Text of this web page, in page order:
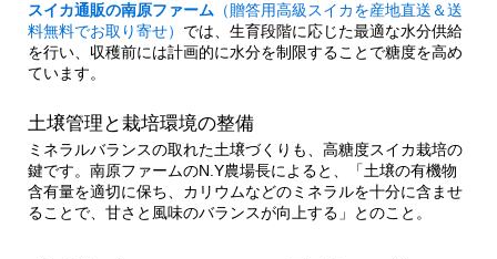
スイカ通販の南原ファーム （贈答用高級スイカを産地直送＆送
料無料でお取り寄せ） では、生育段階に応じた最適な水分供給
を行い、収穫前には計画的に水分を制限することで糖度を高め
ています。
土壌管理と栽培環境の整備
ミネラルバランスの取れた土壌づくりも、高糖度スイカ栽培の
鍵です。南原ファームのN.Y農場長によると、「土壌の有機物
含有量を適切に保ち、カリウムなどのミネラルを十分に含ませ
ることで、甘さと風味のバランスが向上する」とのこと。